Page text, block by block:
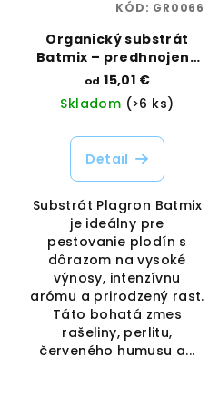
Organický substrát
Batmix – predhnojený
mix s netopierím
guánom | Plagron |
Vaporama
od 15,01 €
Skladom (>6 ks)
Detail
Substrát Plagron Batmix
je ideálny pre
pestovanie plodín s
dôrazom na vysoké
výnosy, intenzívnu
arómu a prirodzený rast.
Táto bohatá zmes
rašeliny, perlitu,
červeného humusu a...
KÓD: GR0066